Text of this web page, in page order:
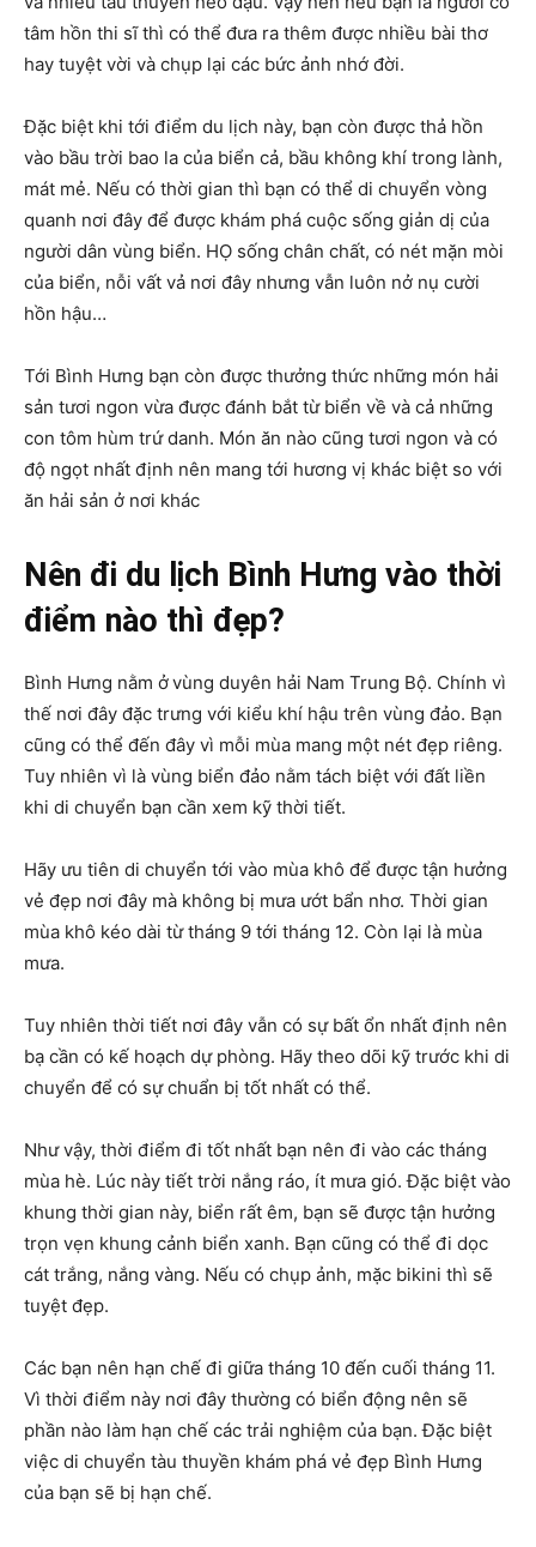
tâm hồn thi sĩ thì có thể đưa ra thêm được nhiều bài thơ
hay tuyệt vời và chụp lại các bức ảnh nhớ đời.
Đặc biệt khi tới điểm du lịch này, bạn còn được thả hồn
vào bầu trời bao la của biển cả, bầu không khí trong lành,
mát mẻ. Nếu có thời gian thì bạn có thể di chuyển vòng
quanh nơi đây để được khám phá cuộc sống giản dị của
người dân vùng biển. HỌ sống chân chất, có nét mặn mòi
của biển, nỗi vất vả nơi đây nhưng vẫn luôn nở nụ cười
hồn hậu…
Tới Bình Hưng bạn còn được thưởng thức những món hải
sản tươi ngon vừa được đánh bắt từ biển về và cả những
con tôm hùm trứ danh. Món ăn nào cũng tươi ngon và có
độ ngọt nhất định nên mang tới hương vị khác biệt so với
ăn hải sản ở nơi khác
Nên đi du lịch Bình Hưng vào thời
điểm nào thì đẹp?
Bình Hưng nằm ởvùng duyên hải Nam Trung Bộ. Chính vì
thế nơi đây đặc trưng với kiểu khí hậu trên vùng đảo. Bạn
cũng có thể đến đây vì mỗi mùa mang một nét đẹp riêng.
Tuy nhiên vì là vùng biển đảo nằm tách biệt với đất liền
khi di chuyển bạn cần xem kỹ thời tiết.
Hãy ưu tiên di chuyển tới vào mùa khô để được tận hưởng
vẻ đẹp nơi đây mà không bị mưa ướt bẩn nhơ. Thời gian
mùa khô kéo dài từ tháng 9 tới tháng 12. Còn lại là mùa
mưa.
Tuy nhiên thời tiết nơi đây vẫn có sự bất ổn nhất định nên
bạ cần có kế hoạch dự phòng. Hãy theo dõi kỹ trước khi di
chuyển để có sự chuẩn bị tốt nhất có thể.
Như vậy, thời điểm đi tốt nhất bạn nên đi vào các tháng
mùa hè. Lúc này tiết trời nắng ráo, ít mưa gió. Đặc biệt vào
khung thời gian này, biển rất êm, bạn sẽ được tận hưởng
trọn vẹn khung cảnh biển xanh. Bạn cũng có thể đi dọc
cát trắng, nắng vàng. Nếu có chụp ảnh, mặc bikini thì sẽ
tuyệt đẹp.
Các bạn nên hạn chế đi giữa tháng 10 đến cuối tháng 11.
Vì thời điểm này nơi đây thường có biển động nên sẽ
phần nào làm hạn chế các trải nghiệm của bạn. Đặc biệt
việc di chuyển tàu thuyền khám phá vẻ đẹp Bình Hưng
của bạn sẽ bị hạn chế.